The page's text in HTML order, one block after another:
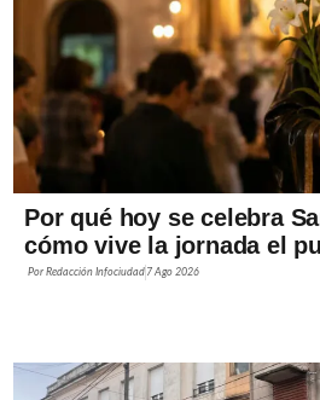
Por qué hoy se celebra
cómo vive la jornada el
PorRedacción Infociudad 7 Ago 2026